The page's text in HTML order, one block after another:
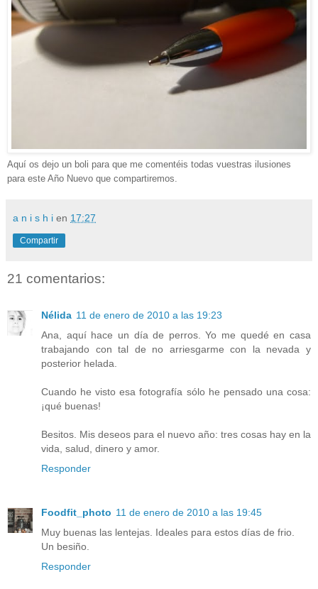
Aquí os dejo un boli para que me comentéis todas vuestras ilusiones
para este Año Nuevo que compartiremos.
a n i s h i en 17:27
Compartir
21 comentarios:
Nélida 11 de enero de 2010 a las 19:23
Ana, aquí hace un día de perros. Yo me quedé en casa
trabajando con tal de no arriesgarme con la nevada y
posterior helada.
Cuando he visto esa fotografía sólo he pensado una cosa:
¡qué buenas!
Besitos. Mis deseos para el nuevo año: tres cosas hay en la
vida, salud, dinero y amor.
Responder
Foodfit_photo 11 de enero de 2010 a las 19:45
Muy buenas las lentejas. Ideales para estos días de frio.
Un besiño.
Responder